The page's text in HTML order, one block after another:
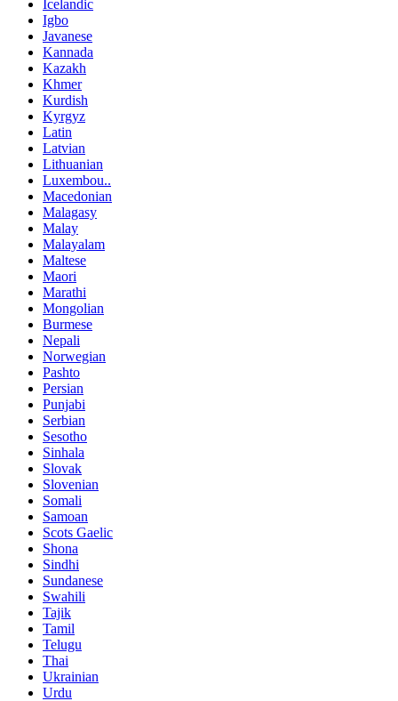
Icelandic
Igbo
Javanese
Kannada
Kazakh
Khmer
Kurdish
Kyrgyz
Latin
Latvian
Lithuanian
Luxembou..
Macedonian
Malagasy
Malay
Malayalam
Maltese
Maori
Marathi
Mongolian
Burmese
Nepali
Norwegian
Pashto
Persian
Punjabi
Serbian
Sesotho
Sinhala
Slovak
Slovenian
Somali
Samoan
Scots Gaelic
Shona
Sindhi
Sundanese
Swahili
Tajik
Tamil
Telugu
Thai
Ukrainian
Urdu